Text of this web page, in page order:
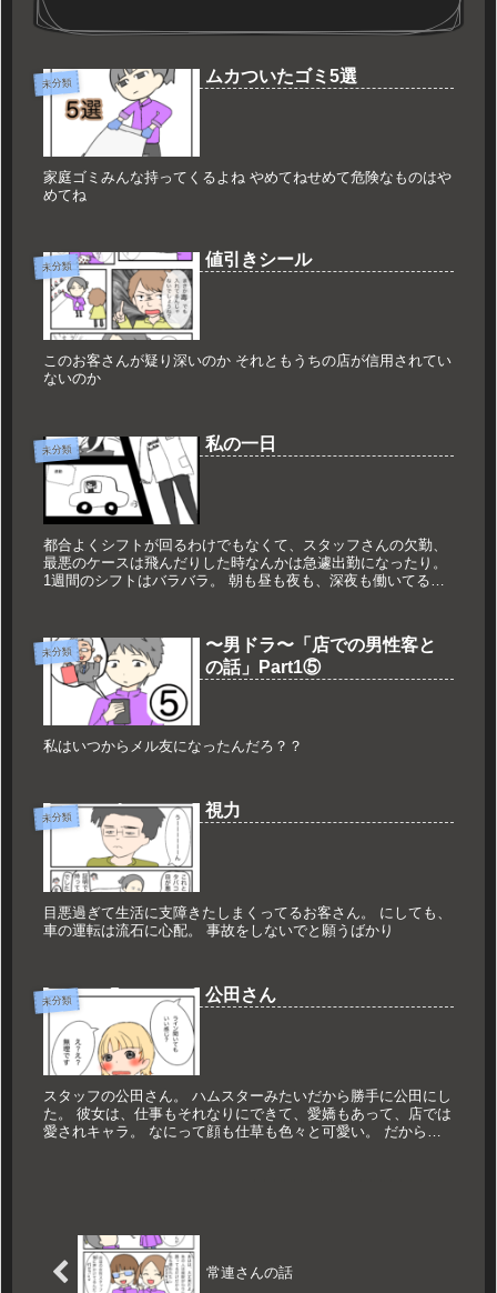
未分類 ムカついたゴミ5選
家庭ゴミみんな持ってくるよね やめてねせめて危険なものはや
めてね
未分類 値引きシール
このお客さんが疑り深いのか それともうちの店が信用されてい
ないのか
未分類 私の一日
都合よくシフトが回るわけでもなくて、スタッフさんの欠勤、
最悪のケースは飛んだりした時なんかは急遽出勤になったり。
1週間のシフトはバラバラ。 朝も昼も夜も、深夜も働いてるお
未分類
〜男ドラ〜「店での男性客と
の話」Part1⑤
私はいつからメル友になったんだろ？？
未分類 視力
目悪過ぎて生活に支障きたしまくってるお客さん。 にしても、
車の運転は流石に心配。 事故をしないでと願うばかり
未分類 公田さん
スタッフの公田さん。 ハムスターみたいだから勝手に公田にし
た。 彼女は、仕事もそれなりにできて、愛嬌もあって、店では
愛されキャラ。 なにって顔も仕草も色々と可愛い。 だから
常連さんの話